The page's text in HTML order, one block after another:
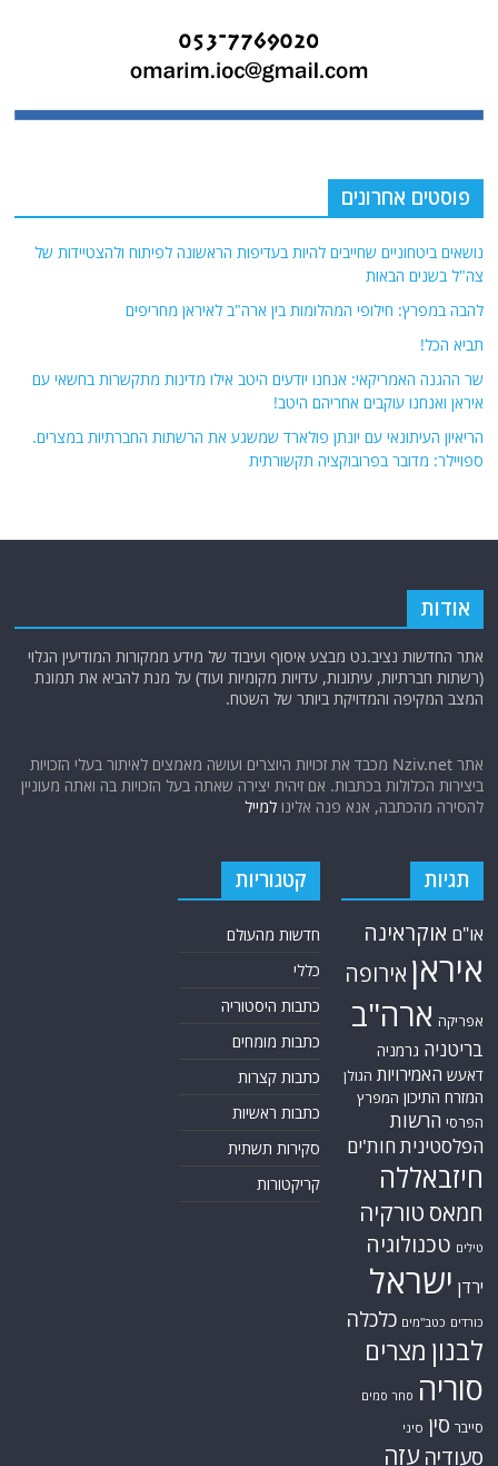
פוסטים אחרונים
נושאים ביטחוניים שחייבים להיות בעדיפות הראשונה לפיתוח ולהצטיידות של
צה"ל בשנים הבאות
להבה במפרץ: חילופי המהלומות בין ארה"ב לאיראן מחריפים
תביא הכל!
שר ההגנה האמריקאי: אנחנו יודעים היטב אילו מדינות מתקשרות בחשאי עם
איראן ואנחנו עוקבים אחריהם היטב!
הריאיון העיתונאי עם יונתן פולארד שמשגע את הרשתות החברתיות במצרים.
ספויילר: מדובר בפרובוקציה תקשורתית
אודות
אתר החדשות נציב.נט מבצע איסוף ועיבוד של מידע ממקורות המודיעין הגלוי
(רשתות חברתיות, עיתונות, עדויות מקומיות ועוד) על מנת להביא את תמונת
המצב המקיפה והמדויקת ביותר של השטח.
אתר Nziv.net מכבד את זכויות היוצרים ועושה מאמצים לאיתור בעלי הזכויות
ביצירות הכלולות בכתבות. אם זיהית יצירה שאתה בעל הזכויות בה ואתה מעוניין
להסירה מהכתבה, אנא פנה אלינולמייל
תגיות
או"ם אוקראינה
איראן אירופה
אפריקה ארה"ב
בריטניה גרמניה
דאעש האמירויות הגולן
המזרח התיכון המפרץ
הפרסי הרשות
הפלסטינית חות'ים
חיזבאללה
חמאס טורקיה
טילים טכנולוגיה
ירדן ישראל
כורדים כטב"מים כלכלה
לבנון מצרים
סוריה סחר סמים
סייבר סין סיני
סעודיה עזה
קטגוריות
חדשות מהעולם
כללי
כתבות היסטוריה
כתבות מומחים
כתבות קצרות
כתבות ראשיות
סקירות תשתית
קריקטורות